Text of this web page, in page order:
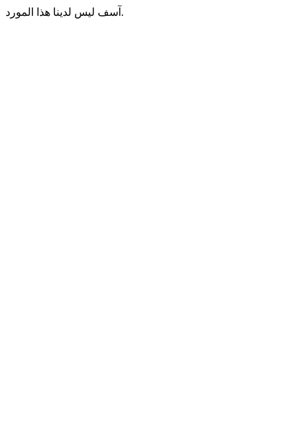
آسف ليس لدينا هذا المورد.